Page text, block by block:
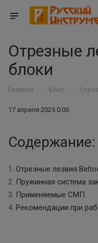
Отрезные
блоки
Главная Блог
17 апреля 2025 0:00
Содержание:
1. Отрезные лезвия
2. Пружинная система
3. Применяемые СМП
4. Рекомендации при